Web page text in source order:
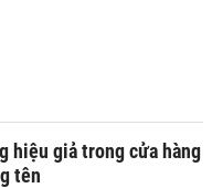
hiệu giả trong cửa hàng
tên